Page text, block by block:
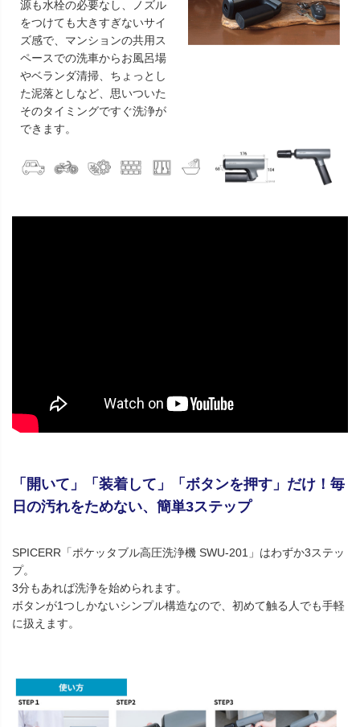
源も水栓の必要なし、ノズル
をつけても大きすぎないサイ
ズ感で、マンションの共用ス
ペースでの洗車からお風呂場
やベランダ清掃、ちょっとし
た泥落としなど、思いついた
そのタイミングですぐ洗浄が
できます。
「開いて」「装着して」「ボタンを押す」だけ！毎
日の汚れをためない、簡単3ステップ
SPICERR「ポケッタブル高圧洗浄機 SWU-201」はわずか3ステッ
プ。
3分もあれば洗浄を始められます。
ボタンが1つしかないシンプル構造なので、初めて触る人でも手軽
に扱えます。